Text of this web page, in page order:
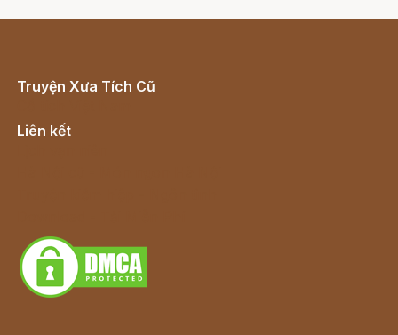
Truyện Xưa Tích Cũ
Liên kết